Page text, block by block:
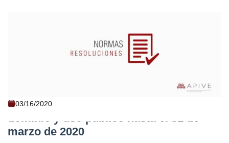
03/16/2020
QUITO - Se restringe el uso de bienes de
dominio y uso público hasta el 31 de
marzo de 2020